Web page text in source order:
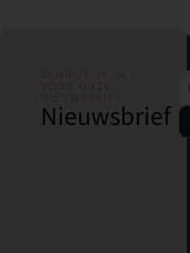
SCHRIJF JE IN
VOOR ONZE
NIEUWSBRIEF
Nieuwsbrief